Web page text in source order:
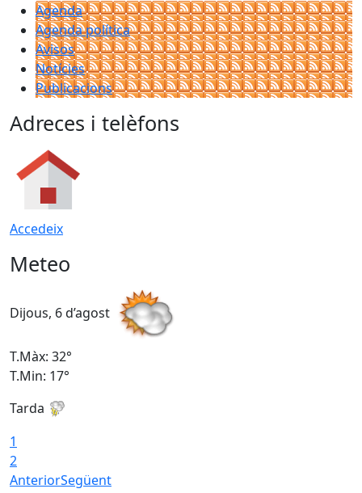
Agenda
Agenda política
Avisos
Notícies
Publicacions
Adreces i telèfons
Accedeix
Meteo
Dijous, 6 d’agost
T.Màx: 32°
T.Min: 17°
Tarda
1
2
AnteriorSegüent